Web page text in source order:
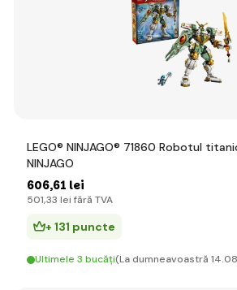
LEGO® NINJAGO® 71860 Robotul
NINJAGO
606,61 lei
501,33 lei fără TVA
+ 131 puncte
Ultimele 3 bucăți(La dumneavoastră